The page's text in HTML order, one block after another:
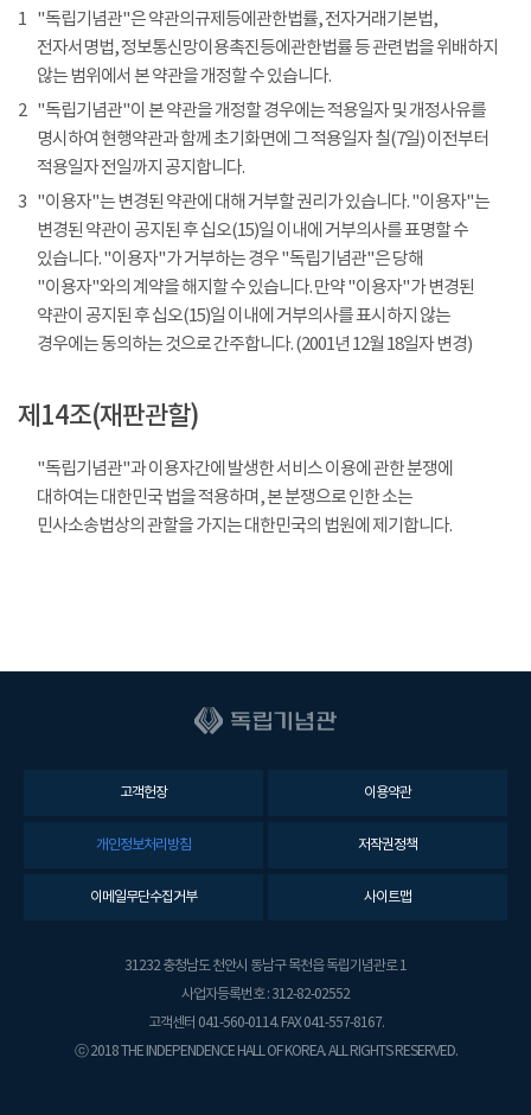
1 "독립기념관"은 약관의규제등에관한법률, 전자거래기본법,
전자서명법, 정보통신망이용촉진등에관한법률 등 관련법을 위배하지
않는 범위에서 본 약관을 개정할 수 있습니다.
2 "독립기념관"이 본 약관을 개정할 경우에는 적용일자 및 개정사유를
명시하여 현행약관과 함께 초기화면에 그 적용일자 칠(7일) 이전부터
적용일자 전일까지 공지합니다.
3 "이용자"는 변경된 약관에 대해 거부할 권리가 있습니다. "이용자"는
변경된 약관이 공지된 후 십오(15)일 이내에 거부의사를 표명할 수
있습니다. "이용자"가 거부하는 경우 "독립기념관"은 당해
"이용자"와의 계약을 해지할 수 있습니다. 만약 "이용자"가 변경된
약관이 공지된 후 십오(15)일 이내에 거부의사를 표시하지 않는
경우에는 동의하는 것으로 간주합니다. (2001년 12월 18일자 변경)
제14조(재판관할)
"독립기념관"과 이용자간에 발생한 서비스 이용에 관한 분쟁에
대하여는 대한민국 법을 적용하며, 본 분쟁으로 인한 소는
민사소송법상의 관할을 가지는 대한민국의 법원에 제기합니다.
고객헌장 이용약관
개인정보처리방침 저작권정책
이메일무단수집거부 사이트맵
31232 충청남도 천안시 동남구 목천읍 독립기념관로 1
사업자등록번호 : 312-82-02552
고객센터 041-560-0114. FAX 041-557-8167.
ⓒ 2018 THE INDEPENDENCE HALL OF KOREA. ALL RIGHTS RESERVED.